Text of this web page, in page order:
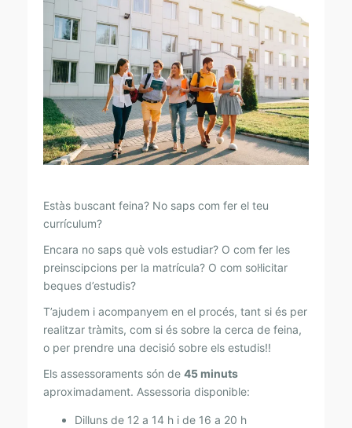
S
S
E
S
S
O
R
A
A
C
A
D
È
M
I
C
Estàs buscant feina? No saps com fer el teu
currículum?
Encara no saps què vols estudiar? O com fer les
preinscipcions per la matrícula? O com sol·licitar
beques d’estudis?
T’ajudem i acompanyem en el procés, tant si és per
realitzar tràmits, com si és sobre la cerca de feina,
o per prendre una decisió sobre els estudis!!
Els assessoraments són de 45 minuts
aproximadament. Assessoria disponible:
Dilluns de 12 a 14 h i de 16 a 20 h